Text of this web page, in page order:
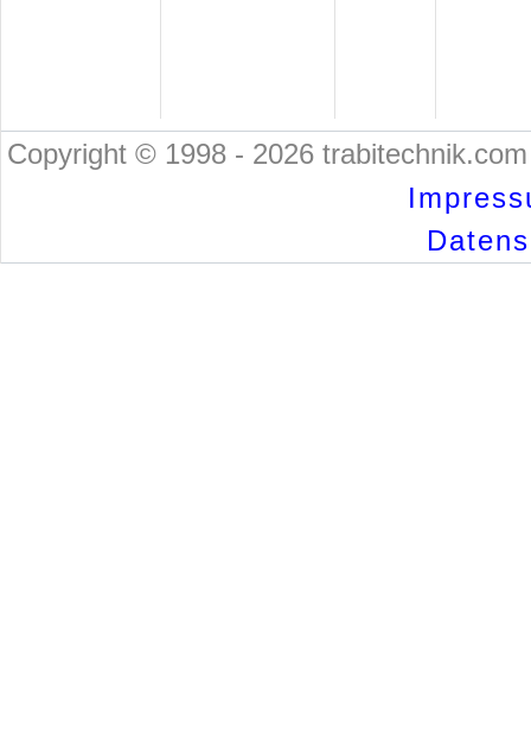
Copyright © 1998 - 2026